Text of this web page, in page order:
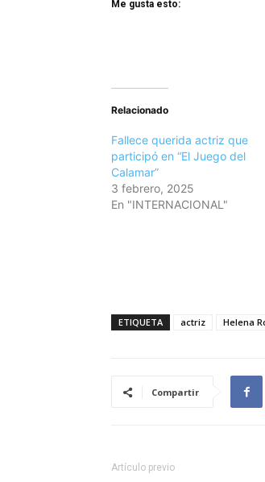
Me gusta esto:
Relacionado
Fallece querida actriz que
participó en “El Juego del
Calamar”
3 febrero, 2025
En "INTERNACIONAL"
ETIQUETA actriz Helena
Compartir
Artículo previo